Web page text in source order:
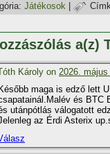
Játékosok
a(z)
Károly on 2026.
Később maga is edző lett
és BTC
utánpótlás válogatott
az Érdi Asterix